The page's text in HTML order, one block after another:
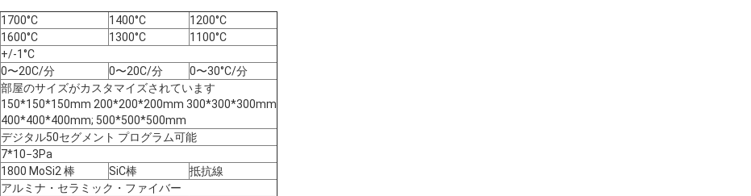
1700°C 1400°C
1200°C
1600°C 1300°C
1100°C
+/-1°C
0〜20C/分 0〜20C/分 0〜30°C/分
部屋のサイズがカスタマイズされています
150*150*150mm 200*200*200mm 300*300*300mm
400*400*400mm; 500*500*500mm
デジタル50セグメント プログラム可能
7*10−3Pa
1800 MoSi2 棒 SiC棒
抵抗線
アルミナ・セラミック・ファイバー